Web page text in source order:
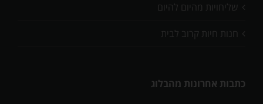
שליחויות מהיום להיום
חנות חיות קרוב לבית
כתבות אחרונות מהבלוג